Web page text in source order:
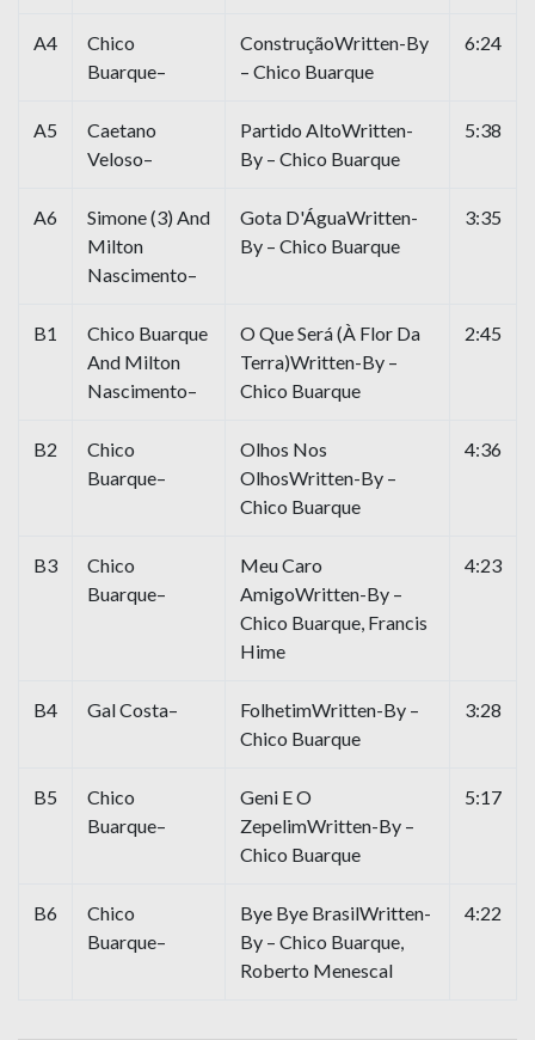
A4
Chico
Buarque–
ConstruçãoWritten-By
– Chico Buarque
6:24
A5
Caetano
Veloso–
Partido AltoWritten-
By – Chico Buarque
5:38
A6
Simone (3) And
Milton
Nascimento–
Gota D'ÁguaWritten-
By – Chico Buarque
3:35
B1
Chico Buarque
And Milton
Nascimento–
O Que Será (À Flor Da
Terra)Written-By –
Chico Buarque
2:45
B2
Chico
Buarque–
Olhos Nos
OlhosWritten-By –
Chico Buarque
4:36
B3
Chico
Buarque–
Meu Caro
AmigoWritten-By –
Chico Buarque, Francis
Hime
4:23
B4 Gal Costa–
FolhetimWritten-By –
Chico Buarque
3:28
B5
Chico
Buarque–
Geni E O
ZepelimWritten-By –
Chico Buarque
5:17
B6
Chico
Buarque–
Bye Bye BrasilWritten-
By – Chico Buarque,
Roberto Menescal
4:22